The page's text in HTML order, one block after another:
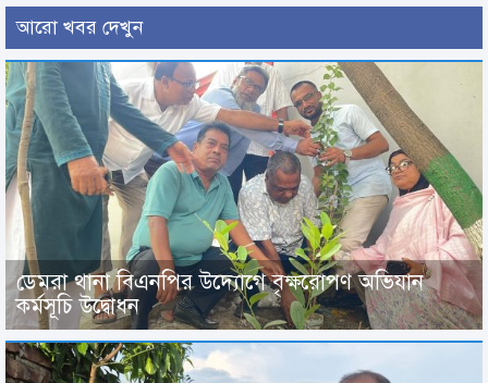
আরো খবর দেখুন
ডেমরা থানা বিএনপির উদ্যোগে বৃক্ষরোপণ অভিযান
কর্মসূচি উদ্বোধন